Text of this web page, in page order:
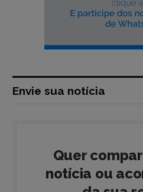
Envie sua notícia
Quer
notícia ou